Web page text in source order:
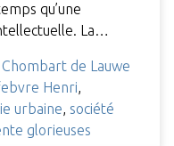
qu’une
La…
Chombart de Lauwe
Henri,
urbaine, société
glorieuses